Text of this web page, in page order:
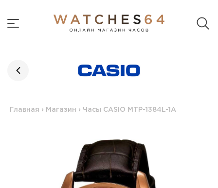
Главная › Магазин › Часы CASIO MTP-1384L-1A